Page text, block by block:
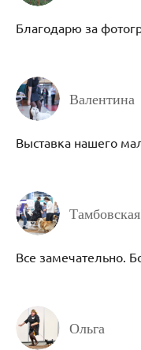
Благодарю за
Валентина
Выставка нашего
Все замечательно.
Ольга